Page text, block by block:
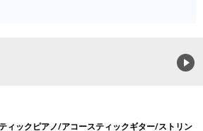
ィックピアノ/アコースティックギター/ストリン